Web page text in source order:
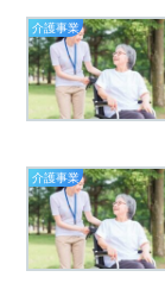
介護事業
介護事業